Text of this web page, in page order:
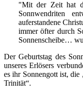
"Mit der Zeit hat
Sonnwendriten
auferstandene
immer öfter durch
Sonnenscheibe…
Der Geburtstag des
unseres Erlösers
es ihr Sonnengott ist, die
Trinität“.